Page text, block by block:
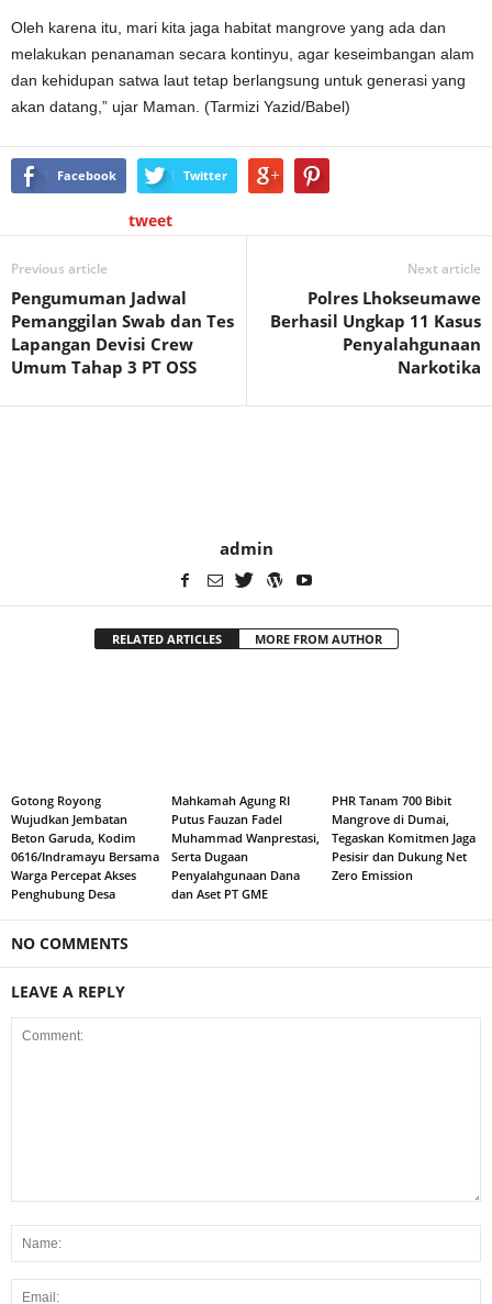
Oleh karena itu, mari kita jaga habitat mangrove yang ada dan
melakukan penanaman secara kontinyu, agar keseimbangan alam
dan kehidupan satwa laut tetap berlangsung untuk generasi yang
akan datang,” ujar Maman. (Tarmizi Yazid/Babel)
Facebook Twitter
tweet
Previous article
Pengumuman Jadwal
Pemanggilan Swab dan Tes
Lapangan Devisi Crew
Umum Tahap 3 PT OSS
Next article
Polres Lhokseumawe
Berhasil Ungkap 11 Kasus
Penyalahgunaan
Narkotika
admin
RELATED ARTICLES MORE FROM AUTHOR
Gotong Royong
Wujudkan Jembatan
Beton Garuda, Kodim
0616/Indramayu Bersama
Warga Percepat Akses
Penghubung Desa
Mahkamah Agung RI
Putus Fauzan Fadel
Muhammad Wanprestasi,
Serta Dugaan
Penyalahgunaan Dana
dan Aset PT GME
PHR Tanam 700 Bibit
Mangrove di Dumai,
Tegaskan Komitmen Jaga
Pesisir dan Dukung Net
Zero Emission
NO COMMENTS
LEAVE A REPLY